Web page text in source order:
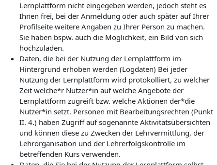
Lernplattform nicht eingegeben werden, jedoch steht es
Ihnen frei, bei der Anmeldung oder auch später auf Ihrer
Profilseite weitere Angaben zu Ihrer Person zu machen.
Sie haben bspw. auch die Möglichkeit, ein Bild von sich
hochzuladen.
Daten, die bei der Nutzung der Lernplattform im
Hintergrund erhoben werden (Logdaten) Bei jeder
Nutzung der Lernplattform wird protokolliert, zu welcher
Zeit welche*r Nutzer*in auf welche Angebote der
Lernplattform zugreift bzw. welche Aktionen der*die
Nutzer*in setzt. Personen mit Bearbeitungsrechten (Punkt
II. 4.) haben Zugriff auf sogenannte Aktivitätsübersichten
und können diese zu Zwecken der Lehrvermittlung, der
Lehrorganisation und der Lehrerfolgskontrolle im
betreffenden Kurs verwenden.